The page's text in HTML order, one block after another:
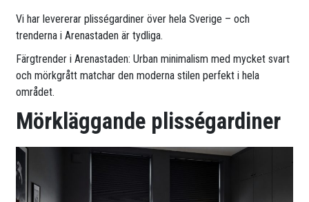
Vi har levererar plisségardiner över hela Sverige – och
trenderna i Arenastaden är tydliga.
Färgtrender i Arenastaden: Urban minimalism med mycket svart
och mörkgrått matchar den moderna stilen perfekt i hela
området.
Mörkläggande plisségardiner